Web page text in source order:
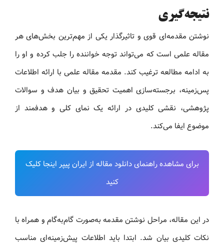
نتیجه‌گیری
نوشتن مقدمه‌ای قوی و تاثیرگذار یکی از مهم‌ترین بخش‌های هر
مقاله علمی است که می‌تواند توجه خواننده را جلب کرده و او را
به ادامه مطالعه ترغیب کند. مقدمه مقاله علمی با ارائه اطلاعات
پس‌زمینه، برجسته‌سازی اهمیت تحقیق و بیان هدف و سوالات
پژوهشی، نقشی کلیدی در ارائه یک نمای کلی و هدفمند از
موضوع ایفا می‌کند.
برای مشاهده راهنمای دانلود مقاله از ایران پیپر اینجا کلیک
کنید
در این مقاله، مراحل نوشتن مقدمه به‌صورت گام‌به‌گام و همراه با
نکات کلیدی بیان شد. ابتدا باید اطلاعات پیش‌زمینه‌ای مناسب